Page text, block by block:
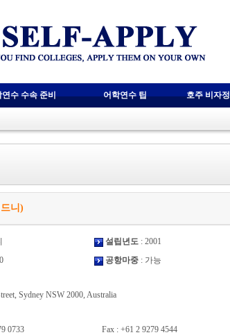
수 수속 준비 어학연수 팁 호주 비자
니)
설립년도: 2001
공항마중: 가능
Sydney NSW 2000, Australia
0733
Fax : +61 2 9279 4544